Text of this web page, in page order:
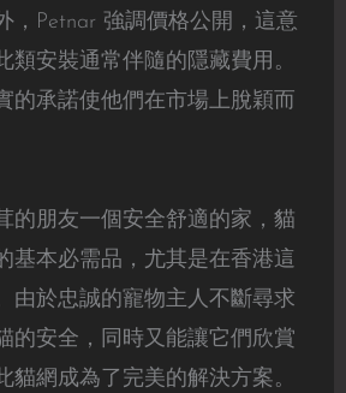
，Petnar 強調價格公開，這意
類安裝通常伴隨的隱藏費用。
的承諾使他們在市場上脫穎而
的朋友一個安全舒適的家，貓
基本必需品，尤其是在香港這
由於忠誠的寵物主人不斷尋求
的安全，同時又能讓它們欣賞
貓網成為了完美的解決方案。